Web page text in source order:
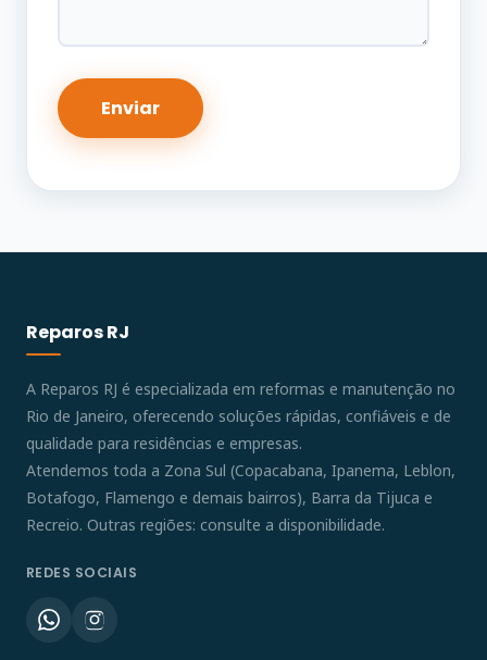
Reparos RJ
A Reparos RJ é especializada em reformas e manutenção no
Rio de Janeiro, oferecendo soluções rápidas, confiáveis e de
qualidade para residências e empresas.
Atendemos toda a Zona Sul (Copacabana, Ipanema, Leblon,
Botafogo, Flamengo e demais bairros), Barra da Tijuca e
Recreio. Outras regiões: consulte a disponibilidade.
REDES SOCIAIS